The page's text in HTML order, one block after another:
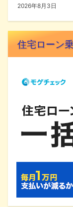
2026年8月3日
住宅ローン